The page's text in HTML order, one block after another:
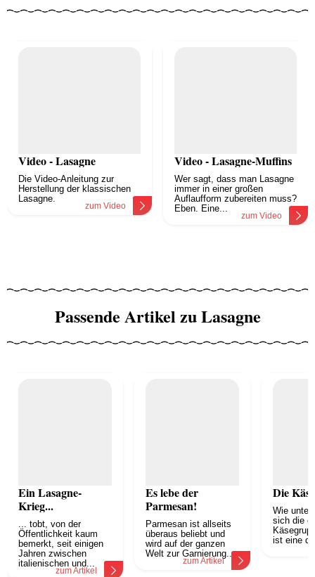
Video - Lasagne
Die Video-Anleitung zur
Herstellung der klassischen
Lasagne.
zum Video
Video - Lasagne-Muffins
Wer sagt, dass man Lasagne
immer in einer großen
Auflaufform zubereiten muss?
Eben. Eine...
zum Video
Passende Artikel zu Lasagne
Ein Lasagne-
Krieg...
... tobt, von der
Öffentlichkeit kaum
bemerkt, seit einigen
Jahren zwischen
italienischen und...
zum Artikel
Es lebe der
Parmesan!
Parmesan ist allseits
überaus beliebt und
wird auf der ganzen
Welt zur Garnierung...
zum Artikel
Die
Wie
sich die
ist eine